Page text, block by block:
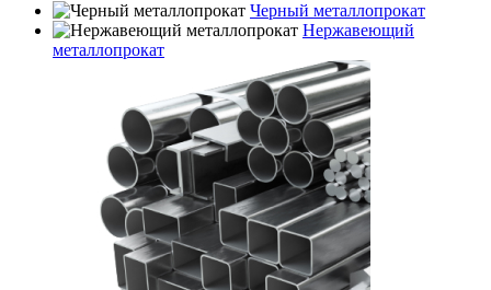
Черный металлопрокат
Нержавеющий
металлопрокат